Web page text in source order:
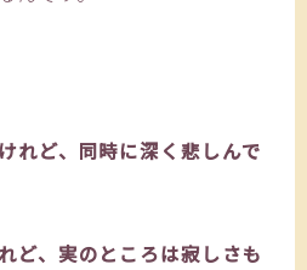
れど、同時に深く悲しんで
ど、実のところは寂しさも